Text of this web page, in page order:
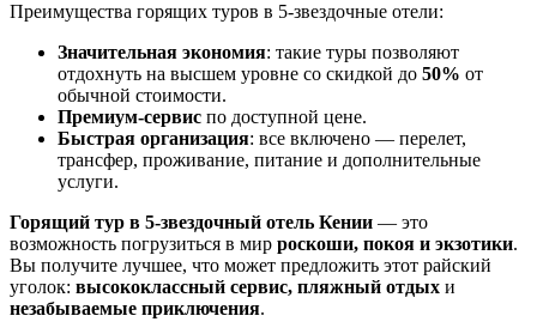
Преимущества горящих туров в 5-звездочные отели:
Значительная экономия: такие туры позволяют
отдохнуть на высшем уровне со скидкой до 50% от
обычной стоимости.
Премиум-сервис по доступной цене.
Быстрая организация: все включено — перелет,
трансфер, проживание, питание и дополнительные
услуги.
Горящий тур в 5-звездочный отель Кении — это
возможность погрузиться в мир роскоши, покоя и экзотики.
Вы получите лучшее, что может предложить этот райский
уголок: высококлассный сервис, пляжный отдых и
незабываемые приключения.